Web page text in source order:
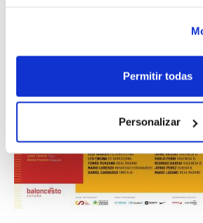
Permitir todas
Personalizar